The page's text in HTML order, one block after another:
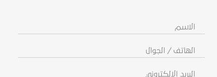
الاسم
الهاتف
/
الجوال
البريد